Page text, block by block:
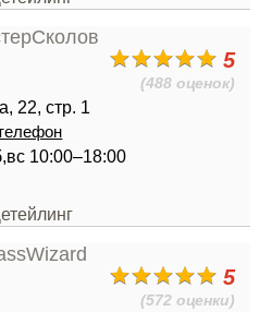
5
(488 оценок)
22, стр. 1
10:00–18:00
5
(572 оценки)